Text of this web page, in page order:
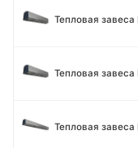
Тепловая завеса
Тепловая
Тепловая